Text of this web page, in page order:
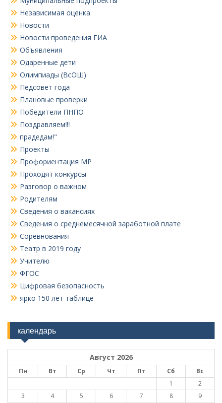
Независимая оценка
Новости
Новости проведения ГИА
Объявления
Одаренные дети
Олимпиады (ВсОШ)
Педсовет года
Плановые проверки
Победители ПНПО
Поздравляем!!!
прадедам!"
Проекты
Профориентация МР
Проходят конкурсы
Разговор о важном
Родителям
Сведения о вакансиях
Сведения о среднемесячной заработной плате
Соревнования
Театр в 2019 году
Учителю
ФГОС
Цифровая безопасность
ярко 150 лет таблице
календарь
Август 2026
Пн Вт Ср Чт Пт Сб
Вс
1
2
3
4 5 6 7 8
9